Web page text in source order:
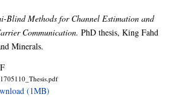
Blind Methods for Channel Estimation and
Communication. PhD thesis, King Fahd
Minerals.
(1MB)